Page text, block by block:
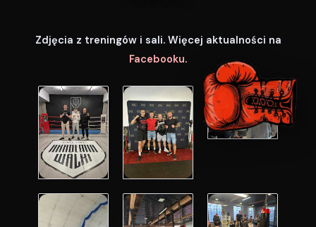
Zdjęcia z treningów i sali. Więcej aktualności na
Facebooku.